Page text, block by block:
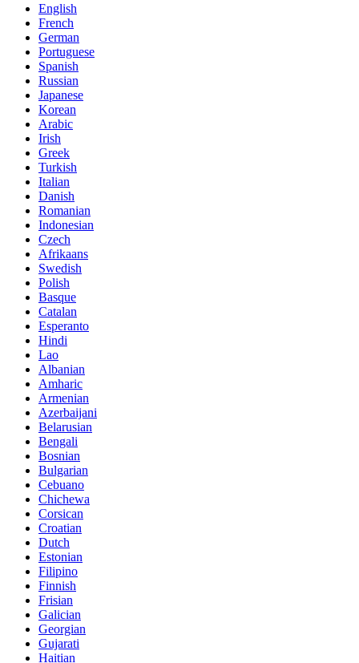
English
French
German
Portuguese
Spanish
Russian
Japanese
Korean
Arabic
Irish
Greek
Turkish
Italian
Danish
Romanian
Indonesian
Czech
Afrikaans
Swedish
Polish
Basque
Catalan
Esperanto
Hindi
Lao
Albanian
Amharic
Armenian
Azerbaijani
Belarusian
Bengali
Bosnian
Bulgarian
Cebuano
Chichewa
Corsican
Croatian
Dutch
Estonian
Filipino
Finnish
Frisian
Galician
Georgian
Gujarati
Haitian